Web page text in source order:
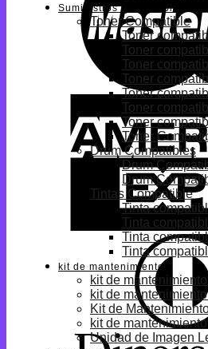
Suministros Compatibles
Toner Compatible
Toner
Toner
Toner
Toner
Toner
Toner
Toner
Toner
Drum Compatibles
Drum
Drum
Tintas Compatible
Tinta
Tinta
Tinta
Tinta
kit de mantenimiento
kit de
kit de
Kit de
kit de
Unidad de Imagen